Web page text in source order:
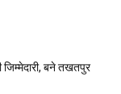
बने तखतपुर